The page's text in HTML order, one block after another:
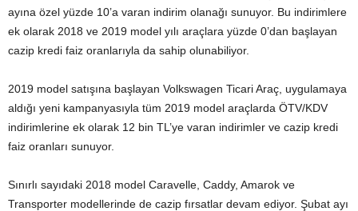
ayına özel yüzde 10’a varan indirim olanağı sunuyor. Bu indirimlere
ek olarak 2018 ve 2019 model yılı araçlara yüzde 0’dan başlayan
cazip kredi faiz oranlarıyla da sahip olunabiliyor.
2019 model satışına başlayan Volkswagen Ticari Araç, uygulamaya
aldığı yeni kampanyasıyla tüm 2019 model araçlarda ÖTV/KDV
indirimlerine ek olarak 12 bin TL’ye varan indirimler ve cazip kredi
faiz oranları sunuyor.
Sınırlı sayıdaki 2018 model Caravelle, Caddy, Amarok ve
Transporter modellerinde de cazip fırsatlar devam ediyor. Şubat ayı